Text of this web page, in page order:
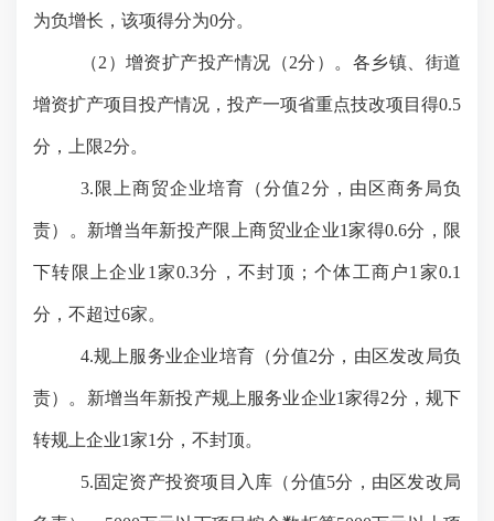
为负增长，该项得分为0分。
（2）增资扩产投产情况（2分）。各乡镇、街道
增资扩产项目投产情况，投产一项省重点技改项目得0.5
分，上限2分。
3.限上商贸企业培育（分值2分，由区商务局负
责）。新增当年新投产限上商贸业企业1家得0.6分，限
下转限上企业1家0.3分，不封顶；个体工商户1家0.1
分，不超过6家。
4.规上服务业企业培育（分值2分，由区发改局负
责）。新增当年新投产规上服务业企业1家得2分， 规下
转规上企业1家1分，不封顶。
5.固定资产投资项目入库（分值5分，由区发改局